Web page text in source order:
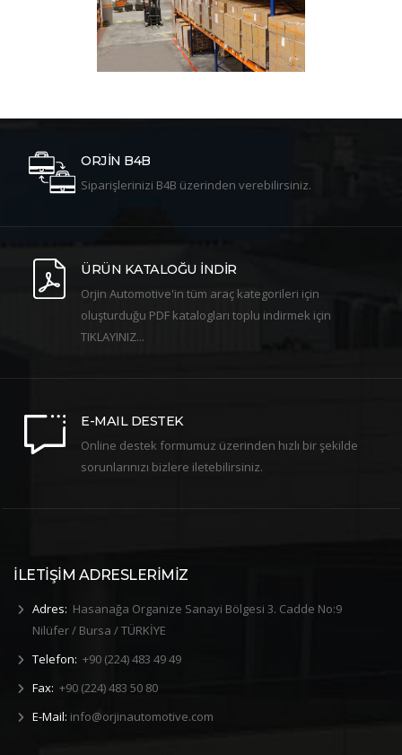
ORJİN B4B
Siparişlerinizi B4B üzerinden verebilirsiniz.
ÜRÜN KATALOĞU İNDİR
Orjin Automotive'in tüm araç kategorileri için
oluşturduğu PDF katalogları toplu indirmek için
TIKLAYINIZ...
E-MAIL DESTEK
Online destek formumuz üzerinden hızlı bir şekilde
sorunlarınızı bizlere iletebilirsiniz.
İLETİŞİM ADRESLERİMİZ
Adres: Hasanağa Organize Sanayi Bölgesi 3. Cadde No:9
Nilüfer / Bursa / TÜRKİYE
Telefon: +90 (224) 483 49 49
Fax: +90 (224) 483 50 80
E-Mail: info@orjinautomotive.com